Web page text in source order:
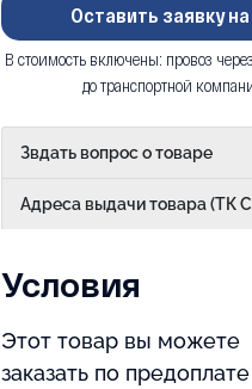
Оставить заявку
В стоимость включены: провоз
до транспортной
Звдать вопрос о товаре
Адреса выдачи товара (ТК
Условия
Этот товар вы можете
заказать по предоплате